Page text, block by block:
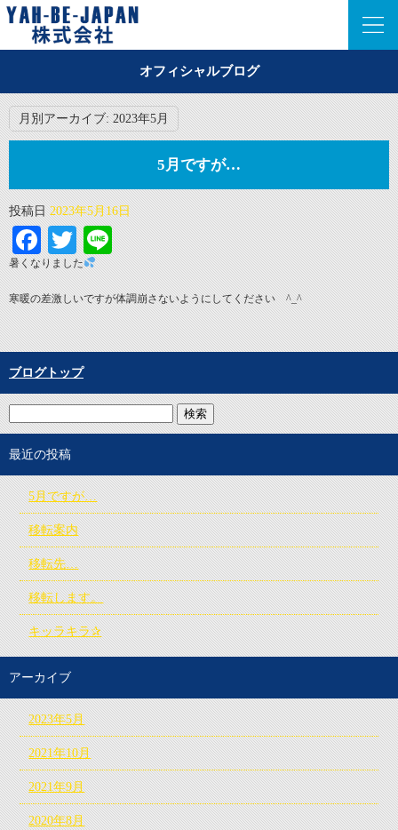
オフィシャルブログ
月別アーカイブ:2023年5月
5月ですが…
投稿日 2023年5月16日
Facebook
Twitter
Line
暑くなりました
寒暖の差激しいですが体調崩さないようにしてください ^_^
ブログトップ
最近の投稿
5月ですが…
移転案内
移転先…
移転します。
キッラキラ✰
アーカイブ
2023年5月
2021年10月
2021年9月
2020年8月